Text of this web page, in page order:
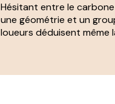
Hésitant entre le
une géométrie et un
loueurs déduisent même